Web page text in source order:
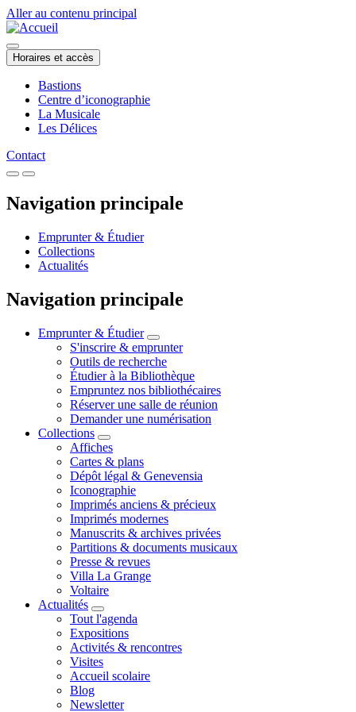
Aller au contenu principal
Horaires et accès
Bastions
Centre d’iconographie
La Musicale
Les Délices
Contact
Navigation principale
Emprunter & Étudier
Collections
Actualités
Navigation principale
Emprunter & Étudier
S'inscrire & emprunter
Outils de recherche
Étudier à la Bibliothèque
Empruntez nos bibliothécaires
Réserver une salle de réunion
Demander une numérisation
Collections
Affiches
Cartes & plans
Dépôt légal & Genevensia
Iconographie
Imprimés anciens & précieux
Imprimés modernes
Manuscrits & archives privées
Partitions & documents musicaux
Presse & revues
Villa La Grange
Voltaire
Actualités
Tout l'agenda
Expositions
Activités & rencontres
Visites
Accueil scolaire
Blog
Newsletter